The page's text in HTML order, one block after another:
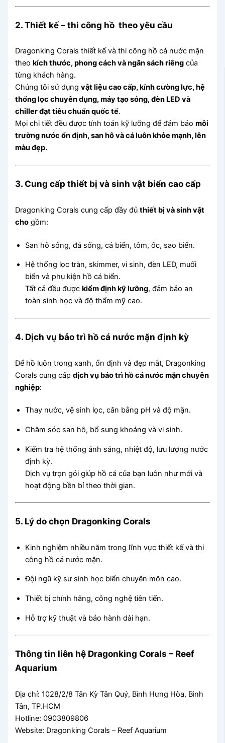
2. Thiết kế – thi công hồ theo yêu cầu
Dragonking Corals thiết kế và thi công hồ cá nước mặn
theo kích thước, phong cách và ngân sách riêng của
từng khách hàng.
Chúng tôi sử dụngvật liệu cao cấp, kính cường lực, hệ
thống lọc chuyên dụng, máy tạo sóng, đèn LED và
chiller đạt tiêu chuẩn quốc tế.
Mọi chi tiết đều được tính toán kỹ lưỡng để đảm bảomôi
trường nước ổn định, san hô và cá luôn khỏe mạnh, lên
màu đẹp.
3. Cung cấp thiết bị và sinh vật biển cao cấp
Dragonking Corals cung cấp đầy đủthiết bị và sinh vật
cho gồm:
San hô sống, đá sống, cá biển, tôm, ốc, sao biển.
Hệ thống lọc tràn, skimmer, vi sinh, đèn LED, muối
biển và phụ kiện hồ cá biển.
Tất cả đều đượckiểm định kỹ lưỡng, đảm bảo an
toàn sinh học và độ thẩm mỹ cao.
4. Dịch vụ bảo trì hồ cá nước mặn định kỳ
Để hồ luôn trong xanh, ổn định và đẹp mắt, Dragonking
Corals cung cấpdịch vụ bảo trì hồ cá nước mặn chuyên
nghiệp:
Thay nước, vệ sinh lọc, cân bằng pH và độ mặn.
Chăm sóc san hô, bổ sung khoáng và vi sinh.
Kiểm tra hệ thống ánh sáng, nhiệt độ, lưu lượng nước
định kỳ.
Dịch vụ trọn gói giúp hồ cá của bạn luôn như mới và
hoạt động bền bỉ theo thời gian.
5. Lý do chọn Dragonking Corals
Kinh nghiệm nhiều năm trong lĩnh vực thiết kế và thi
công hồ cá nước mặn.
Đội ngũ kỹ sư sinh học biển chuyên môn cao.
Thiết bị chính hãng, công nghệ tiên tiến.
Hỗ trợ kỹ thuật và bảo hành dài hạn.
Thông tin liên hệ Dragonking Corals – Reef
Aquarium
Địa chỉ: 1028/2/8 Tân Kỳ Tân Quý, Bình Hưng Hòa, Bình
Tân, TP.HCM
Hotline: 0903809806
Website: Dragonking Corals – Reef Aquarium